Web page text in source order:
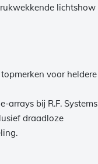
lichtshow
voor heldere
arrays bij R.F. Systems
draadloze